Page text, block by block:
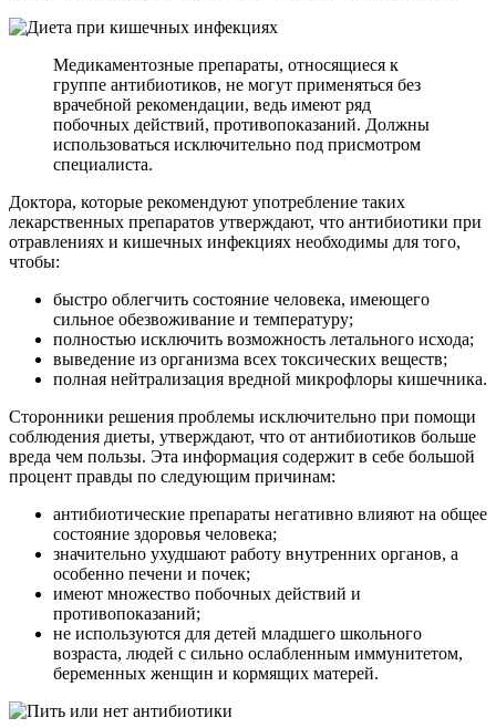
Медикаментозные препараты, относящиеся к
группе антибиотиков, не могут применяться без
врачебной рекомендации, ведь имеют ряд
побочных действий, противопоказаний. Должны
использоваться исключительно под присмотром
специалиста.
Доктора, которые рекомендуют употребление таких
лекарственных препаратов утверждают, что антибиотики при
отравлениях и кишечных инфекциях необходимы для того,
чтобы:
быстро облегчить состояние человека, имеющего
сильное обезвоживание и температуру;
полностью исключить возможность летального исхода;
выведение из организма всех токсических веществ;
полная нейтрализация вредной микрофлоры кишечника.
Сторонники решения проблемы исключительно при помощи
соблюдения диеты, утверждают, что от антибиотиков больше
вреда чем пользы. Эта информация содержит в себе большой
процент правды по следующим причинам:
антибиотические препараты негативно влияют на общее
состояние здоровья человека;
значительно ухудшают работу внутренних органов, а
особенно печени и почек;
имеют множество побочных действий и
противопоказаний;
не используются для детей младшего школьного
возраста, людей с сильно ослабленным иммунитетом,
беременных женщин и кормящих матерей.